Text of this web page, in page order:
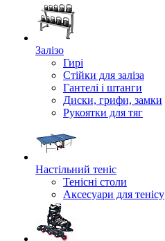
Залізо
Гирі
Стійки для заліза
Гантелі і штанги
Диски, грифи, замки
Рукоятки для тяг
Настільний теніс
Тенісні столи
Аксесуари для тенісу